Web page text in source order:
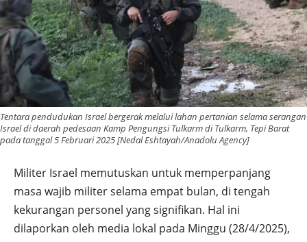
Tentara pendudukan Israel bergerak melalui lahan pertanian selama serangan
Israel di daerah pedesaan Kamp Pengungsi Tulkarm di Tulkarm, Tepi Barat
pada tanggal 5 Februari 2025 [Nedal Eshtayah/Anadolu Agency]
Militer Israel memutuskan untuk memperpanjang
masa wajib militer selama empat bulan, di tengah
kekurangan personel yang signifikan. Hal ini
dilaporkan oleh media lokal pada Minggu (28/4/2025),